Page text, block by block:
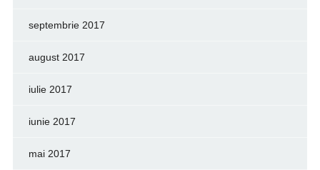
septembrie 2017
august 2017
iulie 2017
iunie 2017
mai 2017